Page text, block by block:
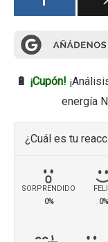
🔋 ¡Cupón!
energía
¿Cuál es tu
SORPRENDIDO
0%
0%